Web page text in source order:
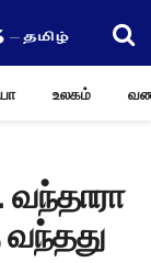
உலகம்
வந்தாரா
வந்தது